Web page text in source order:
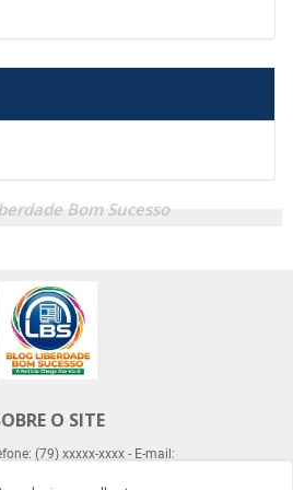
O SITE
(79) xxxxx-xxxx - E-mail: